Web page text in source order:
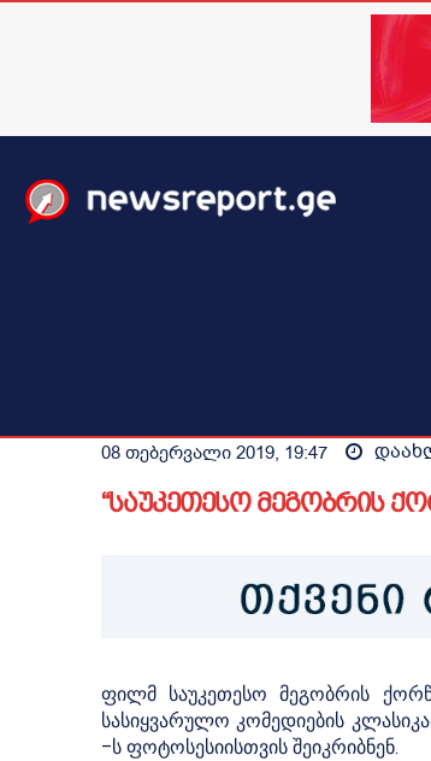
08 თებერვალი 2019, 19:47
“საუკეთესო მეგობრის
ფილმ საუკეთესო მეგობრის
სასიყვარულო კომედიების
–ს ფოტოსესიისთვის შეიკრიბნენ.